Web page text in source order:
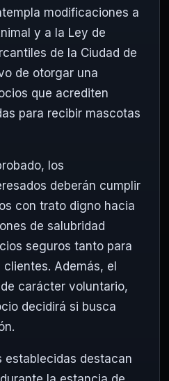
modificaciones a
y a la Ley de
de la Ciudad de
de otorgar una
que acrediten
para recibir mascotas
los
deberán cumplir
con trato digno hacia
de salubridad
seguros tanto para
Además, el
carácter voluntario,
decidirá si busca
establecidas destacan